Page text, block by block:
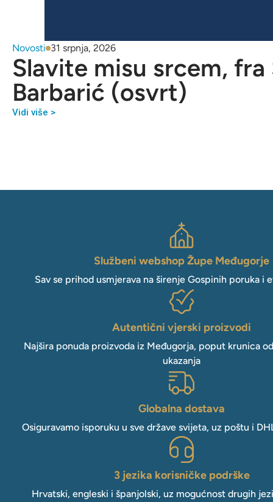
Novosti 31 srpnja, 2026
Slavite misu srcem, fra
Barbarić (osvrt)
Vidi više >
Službeni webshop Župe Međugorje
Sav se prihod usmjerava na širenje Gospinih poruka i
Autentični vjerski proizvodi
Najšira ponuda proizvoda iz Međugorja, poput krunica
ukazanja
Globalna dostava
Osiguravamo isporuku u sve države svijeta, uz poštu i
3 jezika korisničke podrške
Hrvatski, engleski i španjolski, uz mogućnost drugih